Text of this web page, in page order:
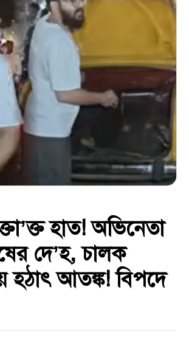
হাত! অভিনেতা
দে’হ, চালক
হঠাৎ আতঙ্ক! বিপদে